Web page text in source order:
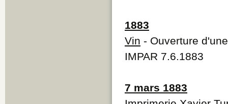
1883
Vin - Ouverture
IMPAR 7.6.1883
7 mars 1883